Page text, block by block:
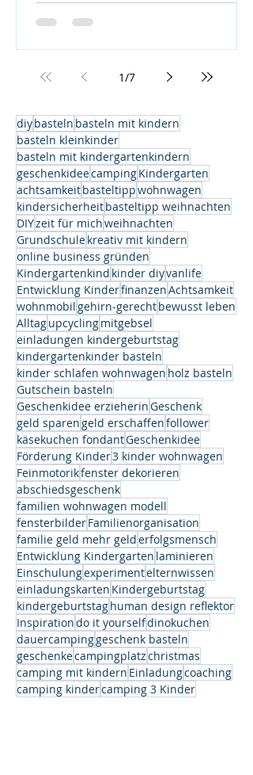
1/7
diybasteln basteln mit kindern
basteln kleinkinder
basteln mit kindergartenkindern
geschenkideecampingKindergarten
achtsamkeitbasteltippwohnwagen
kindersicherheitbasteltipp weihnachten
DIYzeit für michweihnachten
Grundschulekreativ mit kindern
online business gründen
Kindergartenkind kinder diyvanlife
Entwicklung KinderfinanzenAchtsamkeit
wohnmobilgehirn-gerechtbewusst leben
Alltagupcyclingmitgebsel
einladungen kindergeburtstag
kindergartenkinder basteln
kinder schlafen wohnwagen holz basteln
Gutschein basteln
Geschenkidee erzieherinGeschenk
geld sparengeld erschaffenfollower
käsekuchen fondantGeschenkidee
Förderung Kinder3 kinder wohnwagen
Feinmotorikfenster dekorieren
abschiedsgeschenk
familien wohnwagen modell
fensterbilderFamilienorganisation
familie geld mehr gelderfolgsmensch
Entwicklung Kindergarten laminieren
Einschulungexperimentelternwissen
einladungskarten Kindergeburtstag
kindergeburtstaghuman design reflektor
Inspirationdo it yourselfdinokuchen
dauercampinggeschenk basteln
geschenkecampingplatzchristmas
camping mit kindern Einladungcoaching
camping kindercamping 3 Kinder